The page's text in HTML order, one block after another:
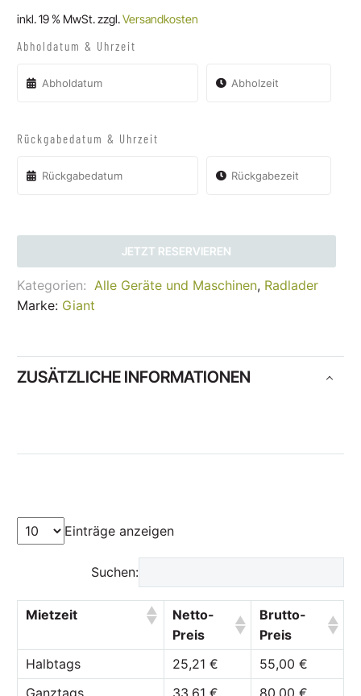
inkl. 19 % MwSt.zzgl.Versandkosten
Abholdatum & Uhrzeit
Rückgabedatum & Uhrzeit
JETZT RESERVIEREN
Kategorien: Alle Geräte und Maschinen, Radlader
Marke: Giant
ZUSÄTZLICHE INFORMATIONEN
Einträge anzeigen
Suchen:
Mietzeit
Netto-
Preis
Brutto-
Preis
Halbtags
25,21 €
55,00 €
Ganztags
33,61 € 80,00 €